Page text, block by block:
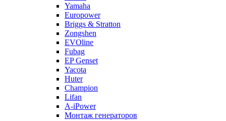
Yamaha
Europower
Briggs & Stratton
Zongshen
EVOline
Fubag
EP Genset
Yacota
Huter
Champion
Lifan
A-iPower
Монтаж генераторов